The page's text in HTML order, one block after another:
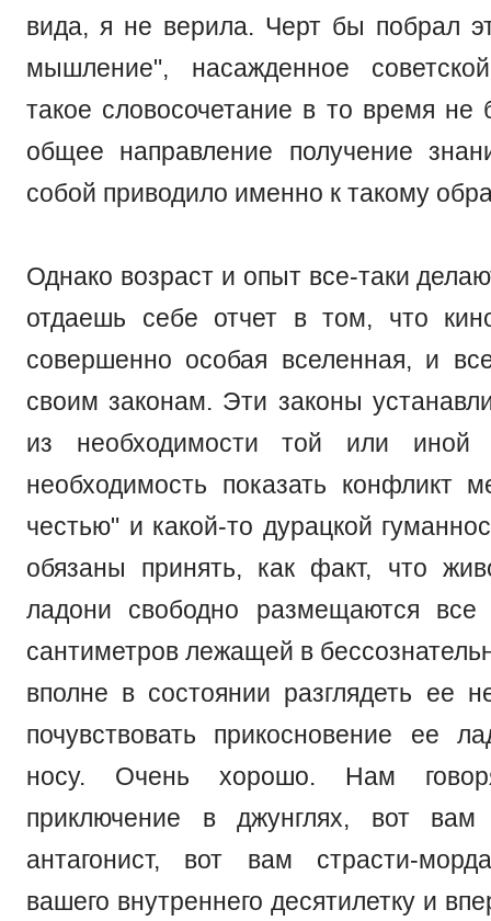
вида, я не верила. Черт бы побрал
мышление", насажденное
такое словосочетание в то время не
общее направление получение
собой приводило именно к такому
Однако возраст и опыт все-таки
отдаешь себе отчет в том, что
совершенно особая вселенная, и
своим законам. Эти законы
из необходимости той или иной
необходимость показать конфликт
честью" и какой-то дурацкой
обязаны принять, как факт, что
ладони свободно размещаются все
сантиметров лежащей в
вполне в состоянии разглядеть ее
почувствовать прикосновение ее
носу. Очень хорошо. Нам
приключение в джунглях, вот вам
антагонист, вот вам страсти-
вашего внутреннего десятилетку и